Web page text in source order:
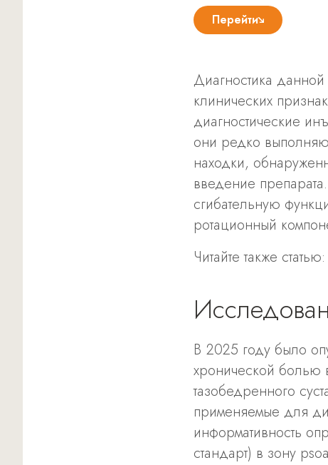
Перейти
Диагностика
клинических
диагностические
они редко
находки,
введение
сгибательную
ротационный
Читайте также статью:
В 2025 году было
хронической болью
тазобедренного
применяемые для
информативность
стандарт) в зону